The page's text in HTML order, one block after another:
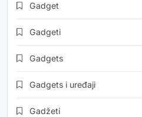
Gadget
Gadgeti
Gadgets
Gadgets i uređaji
Gadžeti